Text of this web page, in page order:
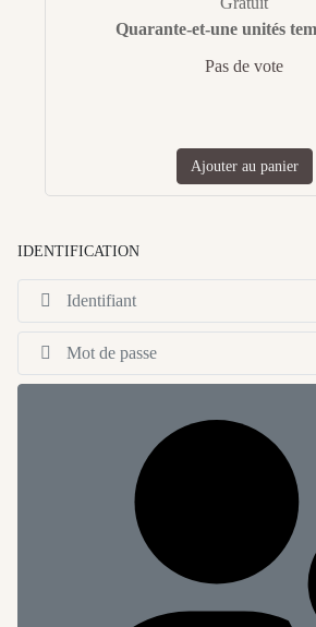
Quarante-et-une unités
Pas de vote
Ajouter au panier
IDENTIFICATION